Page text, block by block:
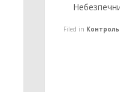
Filed in Контроль